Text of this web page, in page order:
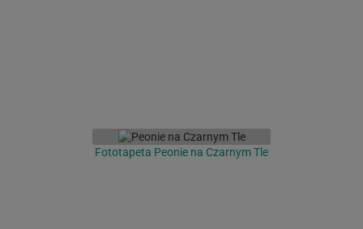
Fototapeta Peonie na Czarnym Tle